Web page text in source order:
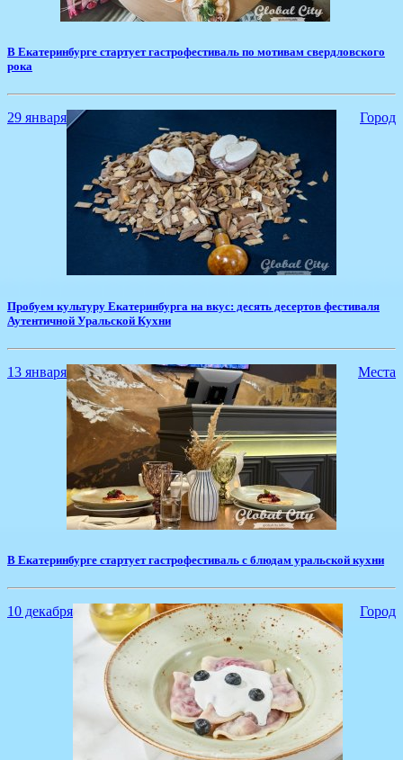
​В Екатеринбурге стартует гастрофестиваль по мотивам свердловского
рока
29 января Город
​Пробуем культуру Екатеринбурга на вкус: десять десертов фестиваля
Аутентичной Уральской Кухни
13 января Места
​В Екатеринбурге стартует гастрофестиваль с блюдам уральской кухни
10 декабря Город